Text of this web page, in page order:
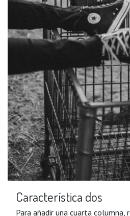
Característica dos
Para añadir una cuarta columna,